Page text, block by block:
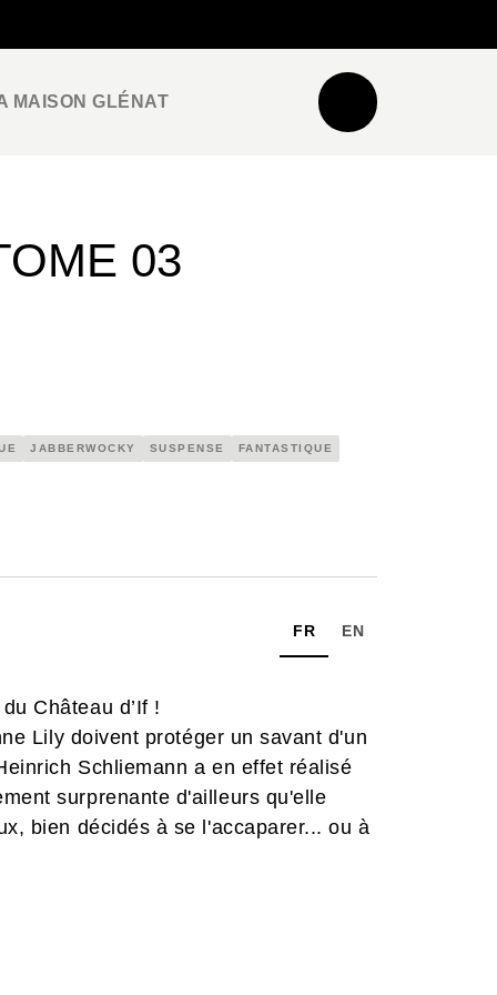
MAISON GLÉNAT
03
JABBERWOCKY SUSPENSE FANTASTIQUE
FR EN
Château d’If !
Lily doivent protéger un savant d'un
Schliemann a en effet réalisé
surprenante d'ailleurs qu'elle
bien décidés à se l'accaparer... ou à